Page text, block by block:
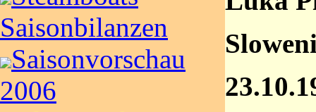
Saisonbilanzen
Saisonvorschau
2006